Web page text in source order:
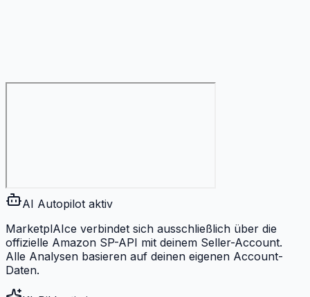
AI Autopilot aktiv
MarketplAIce verbindet sich ausschließlich über die
offizielle Amazon SP-API mit deinem Seller-Account.
Alle Analysen basieren auf deinen eigenen Account-
Daten.